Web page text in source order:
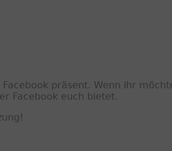
präsent. Wenn ihr
Facebook euch bietet.